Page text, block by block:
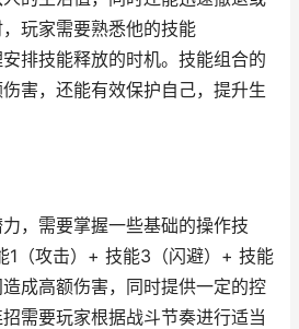
玩家需要熟悉他的技能
排技能释放的时机。技能组合的
害，还能有效保护自己，提升生
，需要掌握一些基础的操作技
1（攻击）+ 技能3（闪避）+ 技能
成高额伤害，同时提供一定的控
需要玩家根据战斗节奏进行适当